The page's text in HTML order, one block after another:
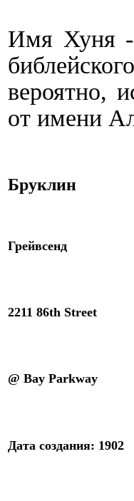
Имя Хуня -
вероятно,
от имени
Бруклин
Грейвсенд
2211 86th Street
@ Bay Parkway
Дата создания: 1902